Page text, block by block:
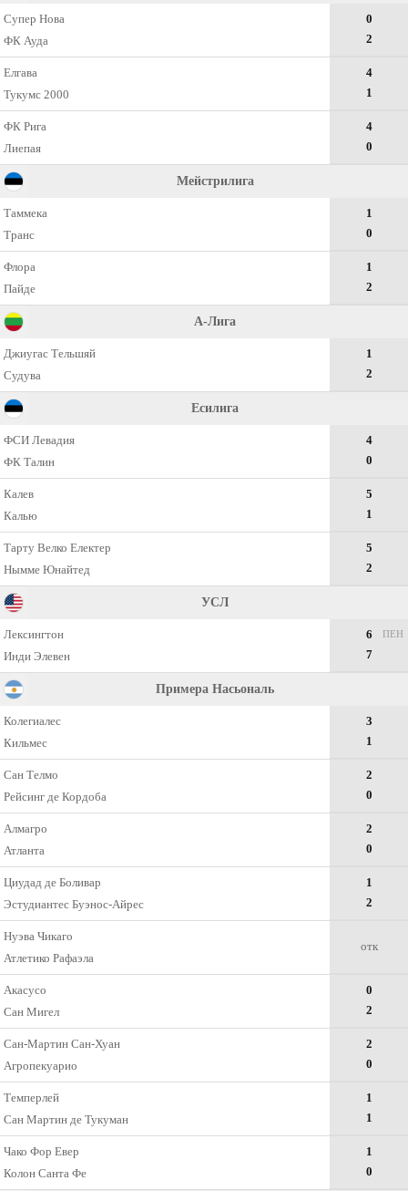
Супер Нова
ФК Ауда
0
2
Елгава
Тукумс 2000
4
1
ФК Рига
Лиепая
4
0
Мейстрилига
Таммека
Транс
1
0
Флора
Пайде
1
2
А-Лига
Джиугас Тельшяй
Судува
1
2
Есилига
ФСИ Левадия
ФК Талин
4
0
Калев
Калью
5
1
Тарту Велко Електер
Нымме Юнайтед
5
2
УСЛ
Лексингтон
Инди Элевен
6
7
ПЕН
Примера Насьональ
Колегиалес
Кильмес
3
1
Сан Телмо
Рейсинг де Кордоба
2
0
Алмагро
Атланта
2
0
Циудад де Боливар
Эстудиантес Буэнос-Айрес
1
2
Нуэва Чикаго
Атлетико Рафаэла
отк
Акасусо
Сан Мигел
0
2
Сан-Мартин Сан-Хуан
Агропекуарио
2
0
Темперлей
Сан Мартин де Тукуман
1
1
Чако Фор Евер
Колон Санта Фе
1
0